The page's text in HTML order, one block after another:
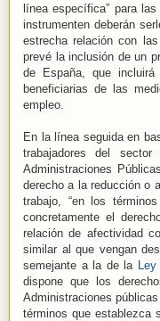
línea específica” para
instrumenten deberán
estrecha relación con
prevé la inclusión de un
de España, que
beneficiarias de las
empleo.
En la línea seguida en
trabajadores del
Administraciones
derecho a la reducción o
trabajo, “en los
concretamente el
relación de afectividad
similar al que vengan
semejante a la de la
dispone que los
Administraciones
términos que establezca